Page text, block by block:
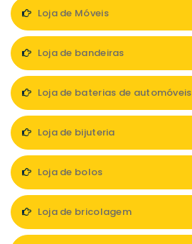
Loja de Móveis
Loja de bandeiras
Loja de baterias de automóveis
Loja de bijuteria
Loja de bolos
Loja de bricolagem